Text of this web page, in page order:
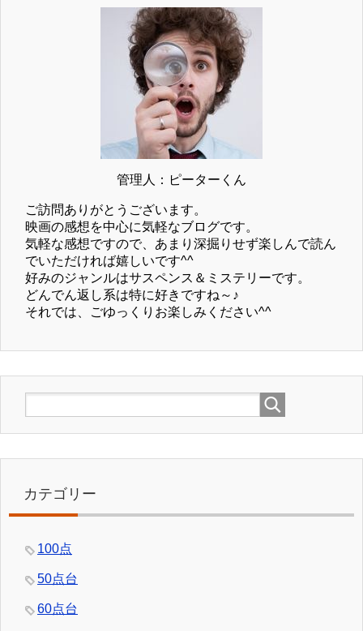
管理人：ピーターくん
ご訪問ありがとうございます。
映画の感想を中心に気軽なブログです。
気軽な感想ですので、あまり深掘りせず楽しんで読ん
でいただければ嬉しいです^^
好みのジャンルはサスペンス＆ミステリーです。
どんでん返し系は特に好きですね～♪
それでは、ごゆっくりお楽しみください^^
カテゴリー
100点
50点台
60点台